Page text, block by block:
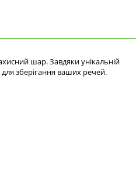
шар. Завдяки унікальній
для зберігання ваших речей.